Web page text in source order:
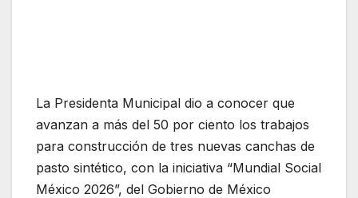
⁠La Presidenta Municipal dio a conocer que
avanzan a más del 50 por ciento los trabajos
para construcción de tres nuevas canchas de
pasto sintético, con la iniciativa “Mundial Social
México 2026”, del Gobierno de México